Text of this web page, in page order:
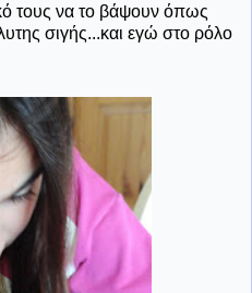
τους να το βάψουν όπως
σιγής...και εγώ στο ρόλο